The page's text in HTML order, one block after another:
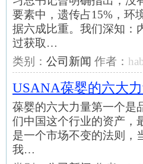
要素中，遗传占15%，环
据六成比重。我们深知：
过获取…
类别： 公司新闻 作者：
USANA葆婴的六大
葆婴的六大力量第一个是
们中国这个行业的资产，
是一个市场不变的法则，
我…